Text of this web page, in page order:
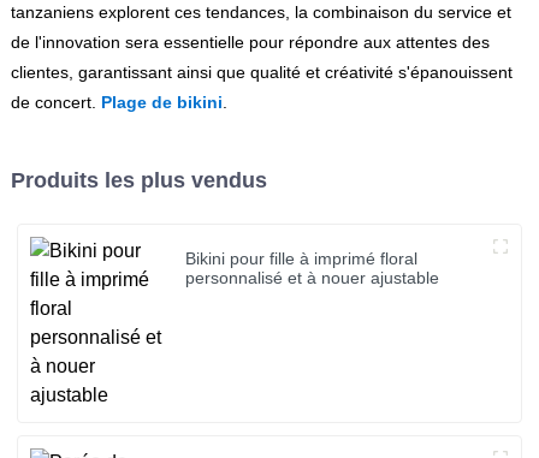
tanzaniens explorent ces tendances, la combinaison du service et
de l'innovation sera essentielle pour répondre aux attentes des
clientes, garantissant ainsi que qualité et créativité s'épanouissent
de concert. Plage de bikini
Produits les plus vendus
Bikini pour fille à imprimé floral
personnalisé et à nouer ajustable